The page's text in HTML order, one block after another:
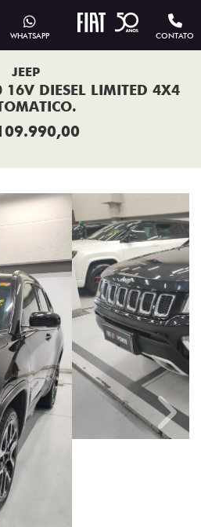
CONTATO
WHATSAPP
JEEP
16V DIESEL LIMITED 4X4
Next